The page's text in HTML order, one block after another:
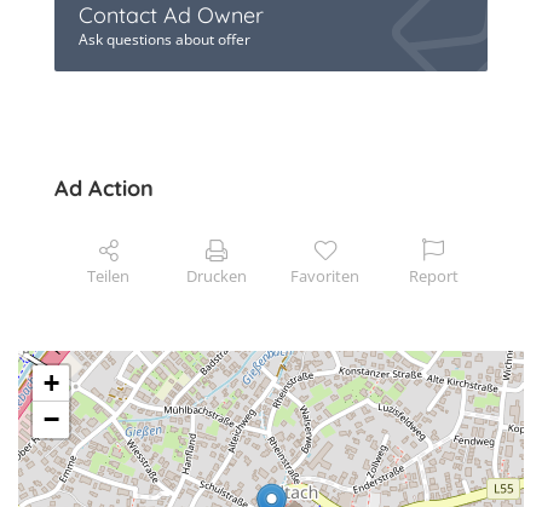
Contact Ad Owner
Ask questions about offer
Ad Action
Teilen Drucken Favoriten Report
+
−